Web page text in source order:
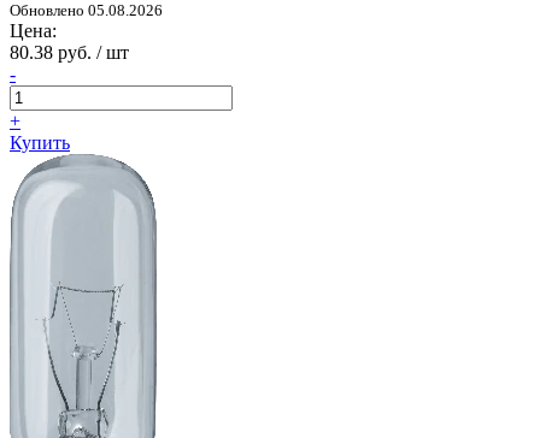
Обновлено 05.08.2026
Цена:
80.38 руб. / шт
-
+
Купить